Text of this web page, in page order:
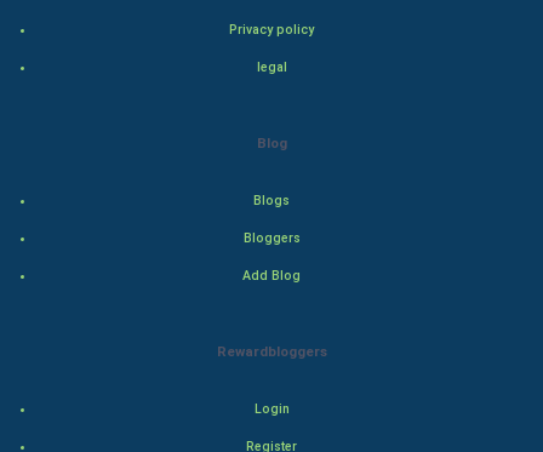
Privacy policy
legal
Blog
Blogs
Bloggers
Add Blog
Rewardbloggers
Login
Register